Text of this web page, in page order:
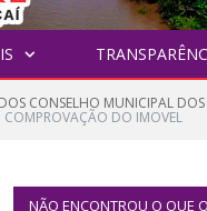
CONSELHO MUNICIPAL
COMPROVAÇÃO DO IMOVEL
NÃO ENCONTROU O QUE